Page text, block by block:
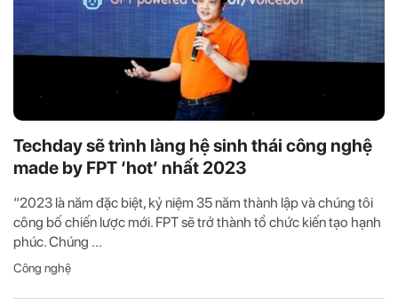
Techday sẽ trình làng hệ sinh thái công nghệ
made by FPT ‘hot’ nhất 2023
“2023 là năm đặc biệt, kỷ niệm 35 năm thành lập và chúng tôi
công bố chiến lược mới. FPT sẽ trở thành tổ chức kiến tạo hạnh
phúc. Chúng ...
Công nghệ